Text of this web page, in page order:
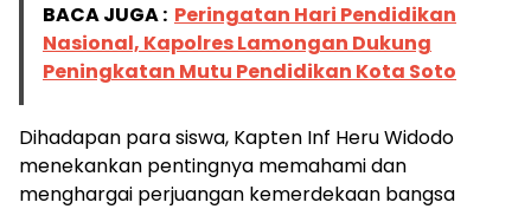
BACA JUGA : Peringatan Hari Pendidikan
Nasional, Kapolres Lamongan Dukung
Peningkatan Mutu Pendidikan Kota Soto
Dihadapan para siswa, Kapten Inf Heru Widodo
menekankan pentingnya memahami dan
menghargai perjuangan kemerdekaan bangsa